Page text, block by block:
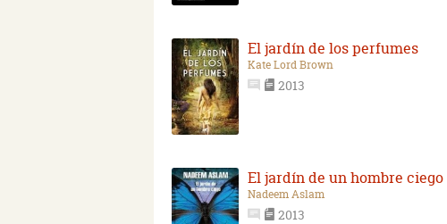
El jardín de los perfumes
Kate Lord Brown
2013
El jardín de un hombre ciego
Nadeem Aslam
2013